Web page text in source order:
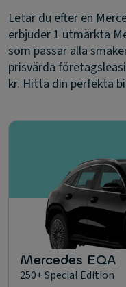
Letar du efter en
erbjuder 1 utmärkta
som passar alla
prisvärda
kr. Hitta din perfekta
Mercedes EQA
250+ Special Edition